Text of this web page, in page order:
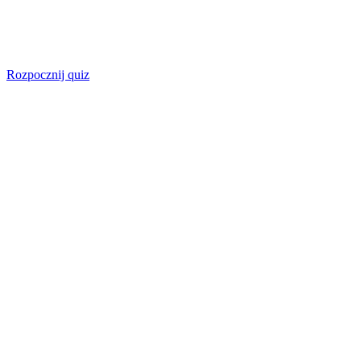
Rozpocznij quiz